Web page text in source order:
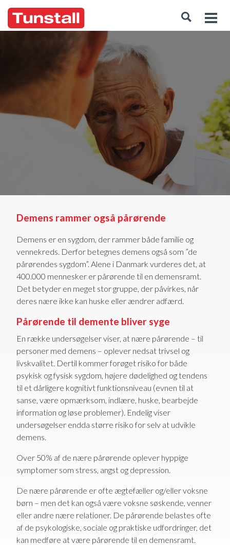
Demens rammer også pårørende
Demens er en sygdom, der rammer både familie og
vennekreds. Derfor betegnes demens også som ”de
pårørendes sygdom”. Alene i Danmark vurderes det, at
400.000 mennesker er pårørende til en demensramt.
Det betyder en meget stor gruppe, der påvirkes, når
deres nære ikke kan huske eller ændrer adfærd.
Pårørende til demente bliver syge
En række undersøgelser viser, at nære pårørende – til
personer med demens – oplever nedsat trivsel og
livskvalitet. Dertil kommer forøget risiko for både
psykisk og fysisk sygdom, højere dødelighed og tendens
til et dårligere kognitivt funktionsniveau (evnen til at
sanse, være opmærksom, indlære, huske, bearbejde
information og løse problemer). Endelig viser
undersøgelser endda større risiko for selv at udvikle
demens.
Over 50% af de nære pårørende oplever hyppige
symptomer som stress, angst og depression.
De nære pårørende er ofte ægtefæller og/eller voksne
børn – men det kan også være voksne søskende, venner
eller andre nære relationer. De pårørende belastes ofte
af de psykologiske, sociale og praktiske udfordringer, det
kan medføre at være pårørende til en demensramt.